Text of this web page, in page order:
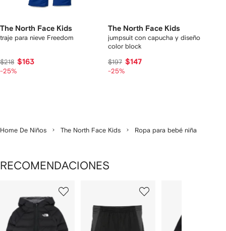
The North Face Kids
traje para nieve Freedom
$218 $163
-25%
The North Face Kids
jumpsuit con capucha y diseño
color block
$197 $147
-25%
Home De Niños The North Face Kids Ropa para bebé niña
RECOMENDACIONES